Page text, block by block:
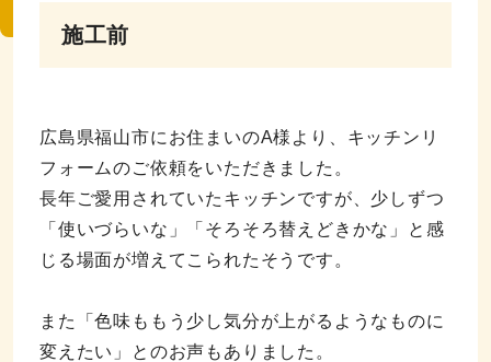
施工前
広島県福山市にお住まいのA様より、キッチンリ
フォームのご依頼をいただきました。
長年ご愛用されていたキッチンですが、少しずつ
「使いづらいな」「そろそろ替えどきかな」と感
じる場面が増えてこられたそうです。
また「色味ももう少し気分が上がるようなものに
変えたい」とのお声もありました。